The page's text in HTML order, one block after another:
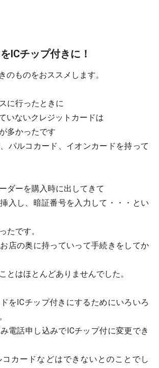
ICチップ付きに！
のものをおススメします。
に行ったときに
いないクレジットカードは
多かったです
、パルコカード、イオンカードを持って
ダーを購入時に出してきて
入し、暗証番号を入力して・・・とい
たです。
店の奥に持っていって手続きをしてか
とはほとんどありませんでした。
をICチップ付きにするためにいろいろ
電話申し込みでICチップ付に変更でき
カードなどはできないとのことでし